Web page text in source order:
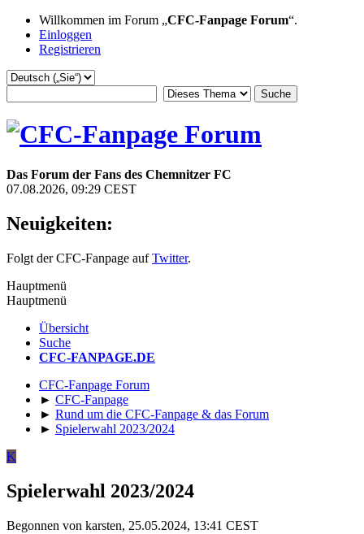
Willkommen im Forum „CFC-Fanpage Forum“.
Einloggen
Registrieren
Das Forum der Fans des Chemnitzer FC
07.08.2026, 09:29 CEST
Neuigkeiten:
Folgt der CFC-Fanpage aufTwitter.
Hauptmenü
Hauptmenü
Übersicht
Suche
CFC-FANPAGE.DE
CFC-Fanpage Forum
► CFC-Fanpage
► Rund um die CFC-Fanpage & das Forum
► Spielerwahl 2023/2024
K
Spielerwahl 2023/2024
Begonnen von karsten, 25.05.2024, 13:41 CEST